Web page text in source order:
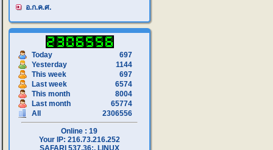
อ.ก.ค.ศ.
Today
697
Yesterday
1144
This week
697
Last week
6574
This month
8004
Last month
65774
All
2306556
Online : 19
Your IP: 216.73.216.252
SAFARI 537.36;, LINUX